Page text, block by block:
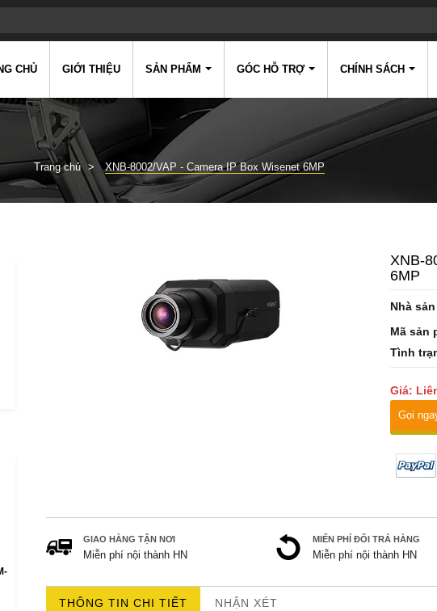
CHỦ GIỚI THIỆU SẢN PHẨM GÓC HỖ TRỢ CHÍNH SÁCH
Trang chủ XNB-8002/VAP - Camera IP Box Wisenet 6MP
XNB-
6MP
Nhà
Mã sản
Tình
Giá:
Gọi
GIAO HÀNG TẬN NƠI
Miễn phí nội thành HN
MIẾN PHÍ ĐỔI TRẢ HÀNG
Miễn phí nội thành HN
THÔNG TIN CHI TIẾT NHẬN XÉT